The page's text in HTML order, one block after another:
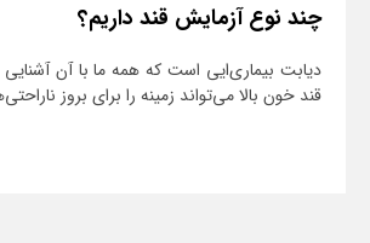
چند نوع آزمایش قند داریم؟
دیابت بیماری‌ایی است که همه ما با آن
قند خون بالا می‌تواند زمینه را برای بروز